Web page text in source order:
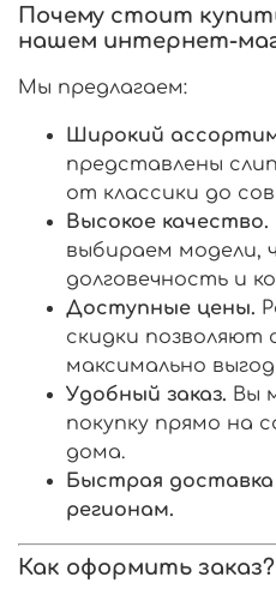
Почему стоит
нашем интернет-
Мы предлагаем:
Широкий
представлены
от классики до
Высокое качество.
выбираем модели,
долговечность и
Доступные цены.
скидки позволяют
максимально
Удобный заказ. Вы
покупку прямо на
дома.
Быстрая
регионам.
Как оформить заказ?